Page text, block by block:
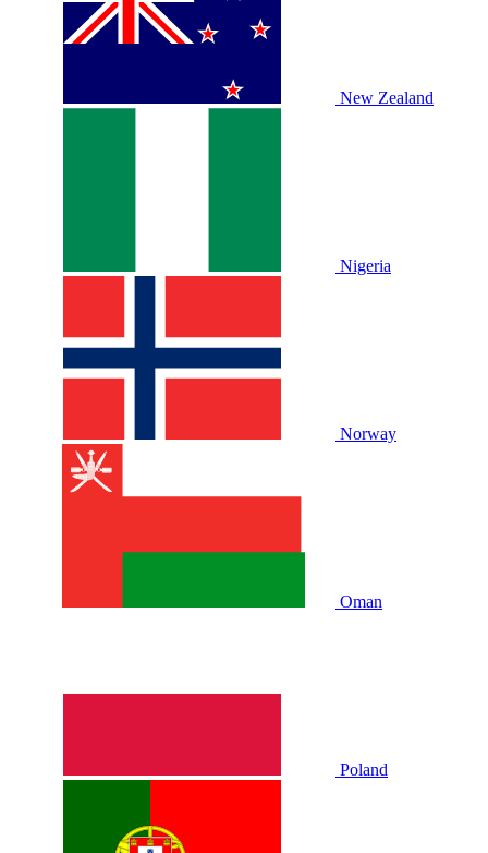
New Zealand
Nigeria
Norway
Oman
Poland